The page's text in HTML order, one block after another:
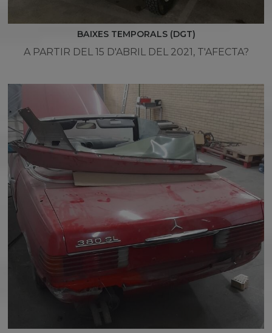
BAIXES TEMPORALS (DGT)
A PARTIR DEL 15 D'ABRIL DEL 2021, T'AFECTA?